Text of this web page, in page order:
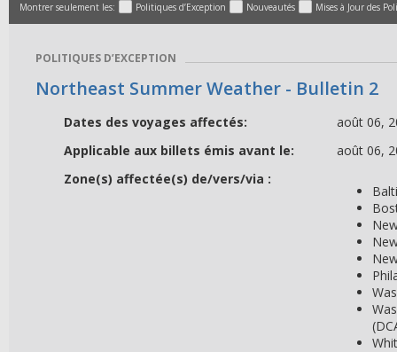
Montrer seulement les: Politiques d’Exception Nouveautés Mises à Jour des
POLITIQUES D’EXCEPTION
Northeast Summer Weather - Bulletin 2
Dates des voyages affectés:
août 06,
Applicable aux billets émis avant le:
août 06,
Zone(s) affectée(s) de/vers/via :